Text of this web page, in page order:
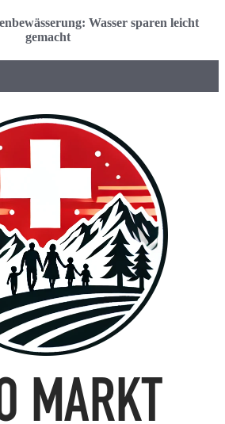
Wasser sparen leicht
gemacht